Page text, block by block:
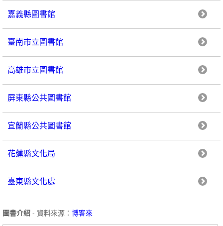
嘉義縣圖書館
臺南市立圖書館
高雄市立圖書館
屏東縣公共圖書館
宜蘭縣公共圖書館
花蓮縣文化局
臺東縣文化處
圖書介紹 - 資料來源： 博客來